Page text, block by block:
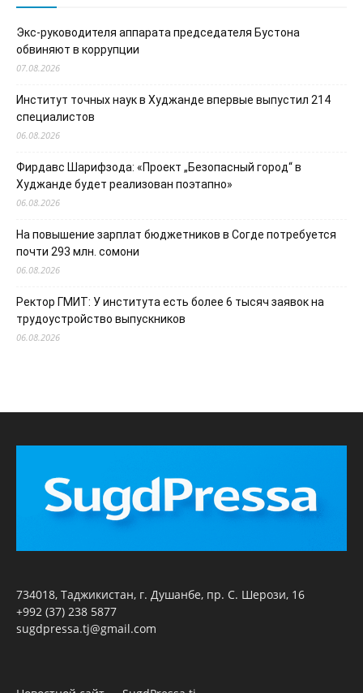
Экс-руководителя аппарата председателя Бустона
обвиняют в коррупции
07.08.2026
Институт точных наук в Худжанде впервые выпустил 214
специалистов
06.08.2026
Фирдавс Шарифзода: «Проект „Безопасный город“ в
Худжанде будет реализован поэтапно»
06.08.2026
На повышение зарплат бюджетников в Согде потребуется
почти 293 млн. сомони
06.08.2026
Ректор ГМИТ: У института есть более 6 тысяч заявок на
трудоустройство выпускников
06.08.2026
734018, Таджикистан, г. Душанбе, пр. С. Шерози, 16
+992 (37) 238 5877
sugdpressa.tj@gmail.com